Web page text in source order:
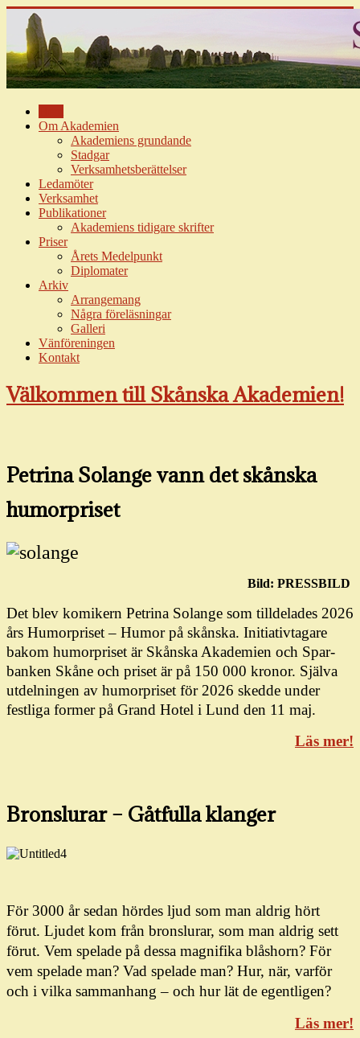
Om Akademien
Akademiens grundande
Stadgar
Verksamhetsberättelser
Ledamöter
Verksamhet
Publikationer
Akademiens tidigare skrifter
Priser
Årets Medelpunkt
Diplomater
Arkiv
Arrangemang
Några föreläsningar
Galleri
Vänföreningen
Kontakt
Välkommen till Skånska Akademien!
Petrina Solange vann det skånska
humor­priset
Bild: PRESSBILD
Det blev komikern Petrina Solange som tilldelades 2026
års Humorpriset – Humor på skånska. Initiativtagare
bakom humorpriset är Skånska Akademien och Spar­
banken Skåne och priset är på 150 000 kronor. Själva
utdelningen av humor­priset för 2026 skedde under
festliga former på Grand Hotel i Lund den 11 maj.
Läs mer!
Bronslurar – Gåtfulla klanger
För 3000 år sedan hördes ljud som man aldrig hört
förut. Ljudet kom från bronslurar, som man aldrig sett
förut. Vem spelade på dessa magnifika blåshorn? För
vem spelade man? Vad spelade man? Hur, när, varför
och i vilka samman­hang – och hur lät de egentligen?
Läs mer!